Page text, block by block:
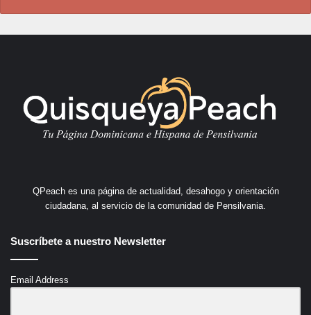
QPeach es una página de actualidad, desahogo y orientación
ciudadana, al servicio de la comunidad de Pensilvania.
Suscríbete a nuestro Newsletter
Email Address